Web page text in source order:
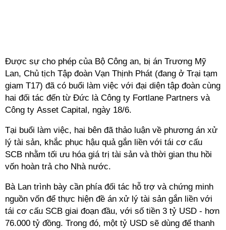
Được sự cho phép của Bộ Công an, bị án Trương Mỹ
Lan, Chủ tịch Tập đoàn Vạn Thịnh Phát (đang ở Trại tạm
giam T17) đã có buổi làm việc với đại diện tập đoàn cùng
hai đối tác đến từ Đức là Công ty Fortlane Partners và
Công ty Asset Capital, ngày 18/6.
Tại buổi làm việc, hai bên đã thảo luận về phương án xử
lý tài sản, khắc phục hậu quả gắn liền với tái cơ cấu
SCB nhằm tối ưu hóa giá trị tài sản và thời gian thu hồi
vốn hoàn trả cho Nhà nước.
Bà Lan trình bày cần phía đối tác hỗ trợ và chứng minh
nguồn vốn để thực hiện đề án xử lý tài sản gắn liền với
tái cơ cấu SCB giai đoạn đầu, với số tiền 3 tỷ USD - hơn
76.000 tỷ đồng. Trong đó, một tỷ USD sẽ dùng để thanh